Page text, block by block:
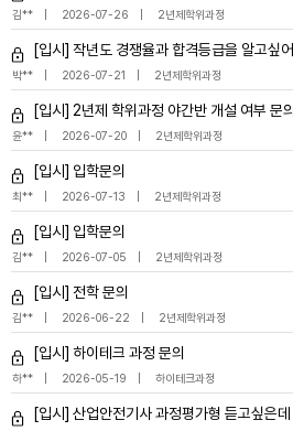
김** 2026-07-26 2년제학위과정
[입시] 작년도 경쟁율과 합격등급을 알고싶
박** 2026-07-21 2년제학위과정
[입시] 2년제 학위과정 야간반 개설 여부 문의
윤** 2026-07-20 2년제학위과정
[입시] 입학문의
최** 2026-07-13 2년제학위과정
[입시] 입학문의
김** 2026-07-05 2년제학위과정
[입시] 전학 문의
김** 2026-06-22 2년제학위과정
[입시] 하이테크 과정 문의
하** 2026-05-19 하이테크과정
[입시] 산업안전기사 과정평가형 듣고싶은데